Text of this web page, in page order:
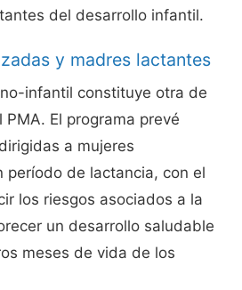
del desarrollo infantil.
y madres lactantes
infantil constituye otra de
El programa prevé
a mujeres
período de lactancia, con el
los riesgos asociados a la
un desarrollo saludable
meses de vida de los